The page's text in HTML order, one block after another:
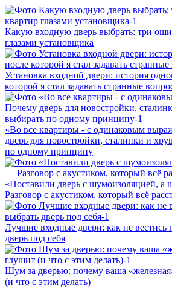
Какую входную дверь выбрать: три
глазами установщика
Установка входной двери: история
которой я стал задавать странные
«Во все квартиры - с одинаковым
дверь для новостройки, сталинки и
по одному принципу
«Поставили дверь с шумоизоляцией, а
Разговор с акустиком, который всё
Лучшие входные двери: как не вестись
дверь под себя
Шум за дверью: почему ваша
(и что с этим делать)